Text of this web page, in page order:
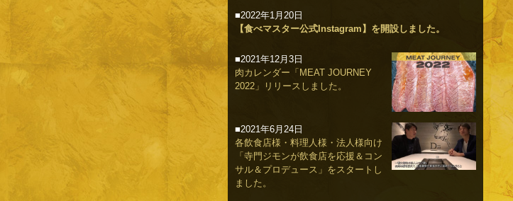
■2022年1月20日
【食べマスター公式Instagram】を開設しました。
■2021年12月3日
肉カレンダー「MEAT JOURNEY
2022」リリースしました。
■2021年6月24日
各飲食店様・料理人様・法人様向け
「寺門ジモンが飲食店を応援＆コン
サル＆プロデュース」をスタートし
ました。